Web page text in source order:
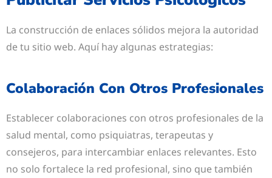
La construcción de enlaces sólidos mejora la autoridad
de tu sitio web. Aquí hay algunas estrategias:
Colaboración Con Otros Profesionales
Establecer colaboraciones con otros profesionales de la
salud mental, como psiquiatras, terapeutas y
consejeros, para intercambiar enlaces relevantes. Esto
no solo fortalece la red profesional, sino que también